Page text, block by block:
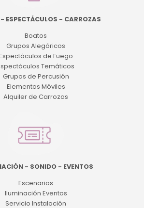
ESPECTÁCULOS - CARROZAS
Boatos
Grupos Alegóricos
de Fuego
Temáticos
Grupos de Percusión
Elementos Móviles
Alquiler de Carrozas
- SONIDO - EVENTOS
Escenarios
Iluminación Eventos
Servicio Instalación